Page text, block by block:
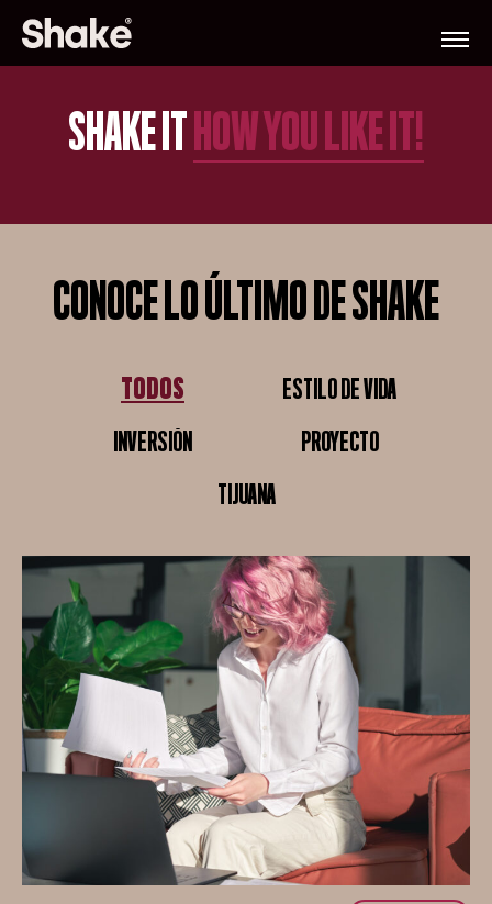
SHAKE IT HOW YOU LIKE IT!
CONOCE LO ÚLTIMO DE SHAKE
TODOS
ESTILO DE VIDA
INVERSIÓN
PROYECTO
TIJUANA